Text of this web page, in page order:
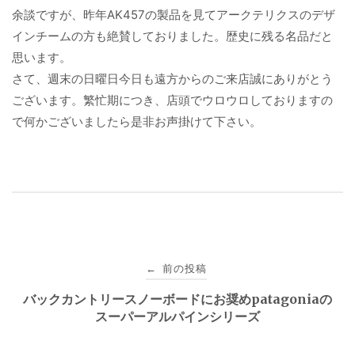
余談ですが、昨年AK457の製品を見てアークテリクスのデザ
インチームの方も絶賛しておりました。歴史に残る名品だと
思います。
さて、週末の日曜日今日も遠方からのご来店誠にありがとう
ございます。繁忙期につき、店頭でウロウロしておりますの
で何かございましたら是非お声掛けて下さい。
稿
← 前の投稿
バックカントリースノーボードにお奨めpatagoniaの
スーパーアルパインシリーズ